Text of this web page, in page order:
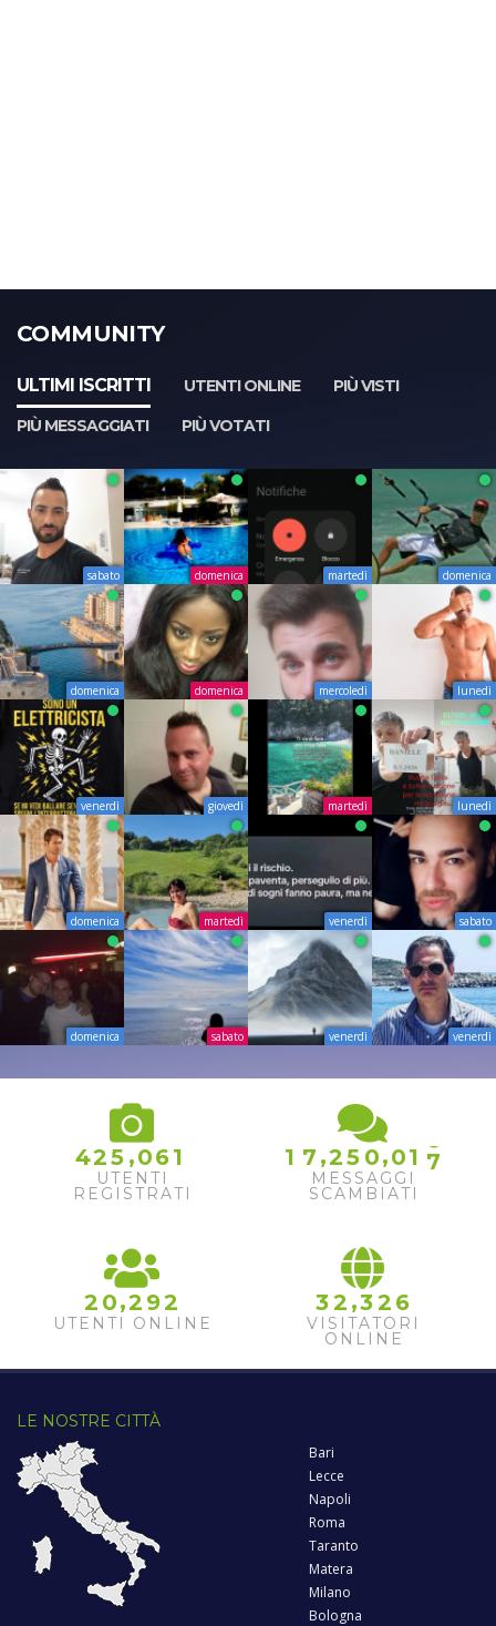
COMMUNITY
ULTIMI ISCRITTI UTENTI ONLINE
PIÙ VISTI
PIÙ MESSAGGIATI
PIÙ VOTATI
sabato domenica martedì domenica
domenica domenica mercoledì lunedì
venerdì giovedì martedì lunedì
domenica martedì venerdì sabato
domenica sabato venerdì venerdì
425 ,061
UTENTI
REGISTRATI
1 7 ,25 0,01
4
7
8
MESSAGGI
SCAMBIATI
2 0,2 92
UTENTI ONLINE
32 ,32 6
VISITATORI
ONLINE
LE NOSTRE CITTÀ
Bari
Lecce
Napoli
Roma
Taranto
Matera
Milano
Bologna